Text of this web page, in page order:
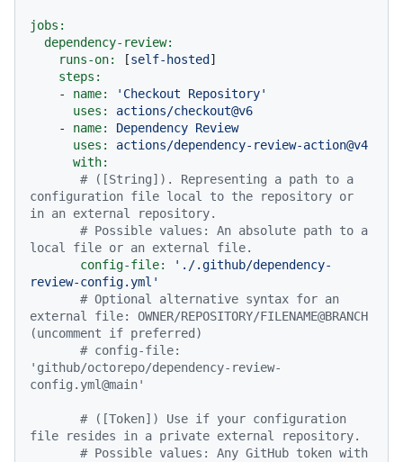
jobs:
dependency-review:
runs-on:
[self-hosted ]
steps:
-
name:
'Checkout Repository'
uses:
actions/checkout@v6
-
name: Dependency Review
uses:
actions/dependency-review-action@v4
with:
# ([String]). Representing a path to a
configuration file local to the repository or
in an external repository.
# Possible values: An absolute path to a
local file or an external file.
config-file:
'./.github/dependency-
review-config.yml'
# Optional alternative syntax for an
external file: OWNER/REPOSITORY/FILENAME@BRANCH
(uncomment if preferred)
# config-file:
'github/octorepo/dependency-review-
config.yml@main'
# ([Token]) Use if your configuration
file resides in a private external repository.
# Possible values: Any GitHub token with